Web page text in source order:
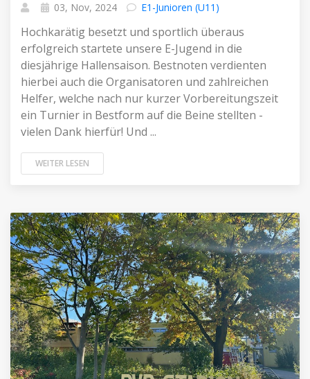
03, Nov, 2024 E1-Junioren (U11)
Hochkarätig besetzt und sportlich überaus
erfolgreich startete unsere E-Jugend in die
diesjährige Hallensaison. Bestnoten verdienten
hierbei auch die Organisatoren und zahlreichen
Helfer, welche nach nur kurzer Vorbereitungszeit
ein Turnier in Bestform auf die Beine stellten -
vielen Dank hierfür! Und ...
WEITER LESEN